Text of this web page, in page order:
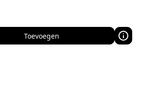
Toevoegen